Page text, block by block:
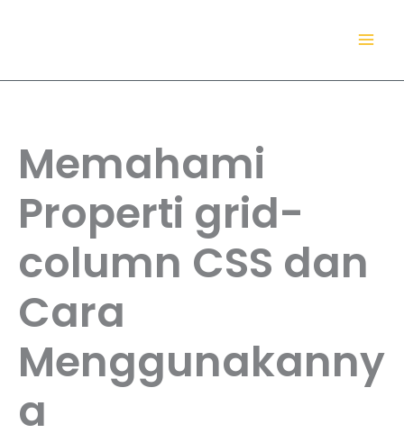
Memahami
Properti grid-
column CSS dan
Cara
Menggunakanny
a